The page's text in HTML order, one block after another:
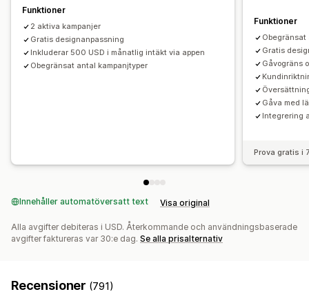
Redigeringsverktyg
Valutakonvertering
Utlösare och regler
Kombinerade rabatter
Automatiseringar Målinriktning
AI-rekommendationer
A/B-testning Konverteringsgrad Förslag för optimisering
Trattens prestanda
Funktioner
2 aktiva kampanjer
Gratis designanpassning
Inkluderar 500 USD i månatlig intäkt via appen
Obegränsat antal kampanjtyper
Funktioner
Obegränsat
Gratis
Gåvogräns
Gåva med
Integrering
Prova gratis i
Innehåller automatöversatt text Visa original
Alla avgifter debiteras i USD. Återkommande och användningsbaserade
avgifter faktureras var 30:e dag. Se alla prisalternativ
Recensioner (791)